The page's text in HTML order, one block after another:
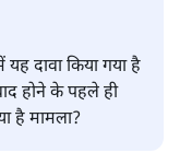
यह दावा किया गया है
होने के पहले ही
है मामला?